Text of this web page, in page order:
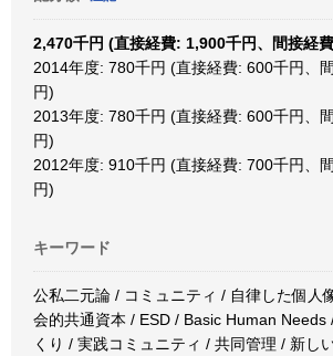
2,470千円 (直接経費: 1,900千円、間接経
2014年度: 780千円 (直接経費: 600千円、
円)
2013年度: 780千円 (直接経費: 600千円、
円)
2012年度: 910千円 (直接経費: 700千円、
円)
キーワード
公私二元論 / コミュニティ / 自律した個人
会的共通資本 / ESD / Basic Human Needs
くり / 実践コミュニティ / 共同管理 / 新し